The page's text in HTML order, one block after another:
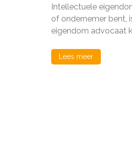
Intellectuele
of ondernemer bent,
eigendom advocaat
Lees meer